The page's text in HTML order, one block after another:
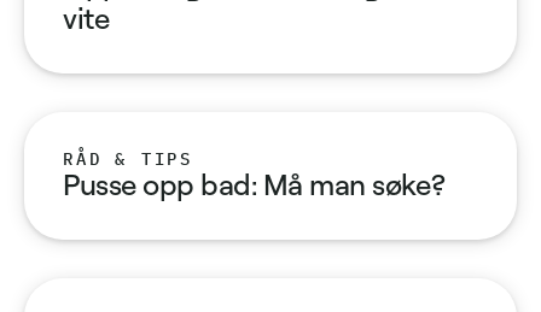
vite
RÅD & TIPS
Pusse opp bad: Må man søke?